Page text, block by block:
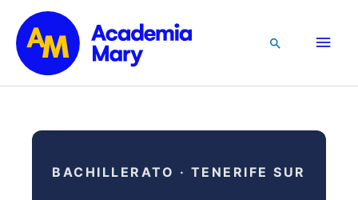
contenido
Buscar
BACHILLERATO · TENERIFE SUR